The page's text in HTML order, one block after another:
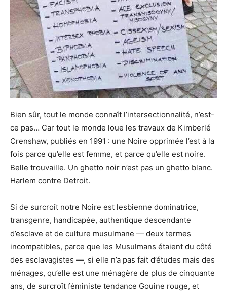
Bien sûr, tout le monde connaît l’intersectionnalité, n’est-
ce pas… Car tout le monde loue les travaux de Kimberlé
Crenshaw, publiés en 1991 : une Noire opprimée l’est à la
fois parce qu’elle est femme, et parce qu’elle est noire.
Belle trouvaille. Un ghetto noir n’est pas un ghetto blanc.
Harlem contre Detroit.
Si de surcroît notre Noire est lesbienne dominatrice,
transgenre, handicapée, authentique descendante
d’esclave et de culture musulmane — deux termes
incompatibles, parce que les Musulmans étaient du côté
des esclavagistes —, si elle n’a pas fait d’études mais des
ménages, qu’elle est une ménagère de plus de cinquante
ans, de surcroît féministe tendance Gouine rouge, et